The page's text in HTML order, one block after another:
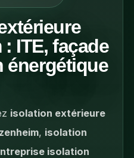
ITE, façade
énergétique
isolation extérieure
, isolation
isolation